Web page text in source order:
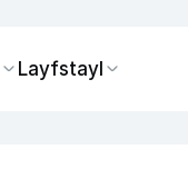
Layfstayl